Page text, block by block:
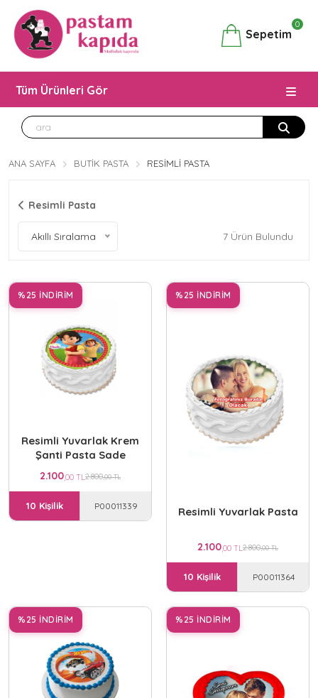
Sepetim
0
Tüm Ürünleri Gör
ANA SAYFA BUTIK PASTA RESIMLI PASTA
Resimli Pasta
Akıllı Sıralama 7 Ürün Bulundu
%25 İNDİRİM
Resimli Yuvarlak Krem
Şanti Pasta Sade
2.100,00 TL2.800,00 TL
10 Kişilik P00011339
%25 İNDİRİM
Resimli Yuvarlak Pasta
2.100,00 TL2.800,00 TL
10 Kişilik P00011364
%25 İNDİRİM %25 İNDİRİM